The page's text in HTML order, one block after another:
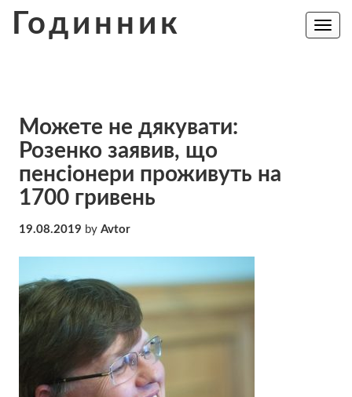
Годинник
Toggle
Можете не дякувати:
Розенко заявив, що
пенсіонери проживуть на
1700 гривень
19.08.2019 by Avtor